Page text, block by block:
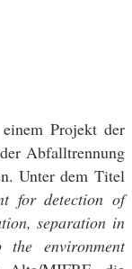
Projekt der
Abfalltrennung
Unter dem Titel
for detection of
separation in
environment